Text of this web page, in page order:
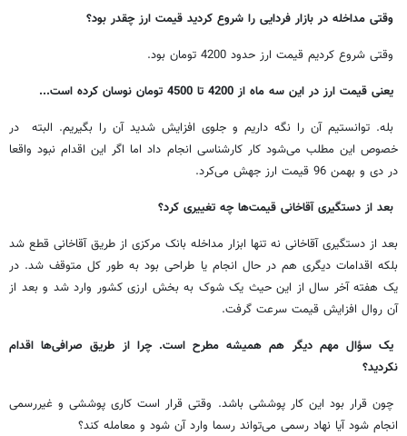
وقتی مداخله در بازار فردایی را شروع کردید قیمت ارز چقدر بود؟
وقتی شروع کردیم قیمت ارز حدود 4200 تومان بود.
یعنی قیمت ارز در این سه ماه از 4200 تا 4500 تومان نوسان کرده است...
بله. توانستیم آن را نگه داریم و جلوی افزایش شدید آن را بگیریم. البته در
خصوص این مطلب می‌شود کار کارشناسی انجام داد اما اگر این اقدام نبود واقعا
در دی و بهمن 96 قیمت ارز جهش می‌کرد.
بعد از دستگیری آقاخانی قیمت‌ها چه تغییری کرد؟
بعد از دستگیری آقاخانی نه تنها ابزار مداخله بانک مرکزی از طریق آقاخانی قطع شد
بلکه اقدامات دیگری هم در حال انجام یا طراحی بود به طور کل متوقف شد. در
یک هفته آخر سال از این حیث یک شوک به بخش ارزی کشور وارد شد و بعد از
آن روال افزایش قیمت سرعت گرفت.
یک سؤال مهم دیگر هم همیشه مطرح است. چرا از طریق صرافی‌ها اقدام
نکردید؟
چون قرار بود این کار پوششی باشد. وقتی قرار است کاری پوششی و غیررسمی
انجام شود آیا نهاد رسمی می‌تواند رسما وارد آن شود و معامله کند؟